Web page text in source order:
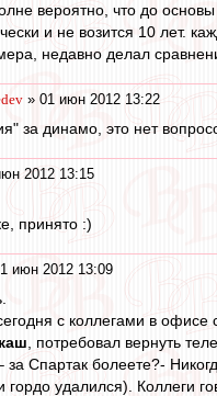
вероятно, что до
и не возится 10 лет.
недавно делал
» 01 июн 2012 13:22
за динамо, это нет
2012 13:15
принято :)
июн 2012 13:09
с коллегами в
, потребовал вернуть
Спартак болеете?-
гордо удалился). Коллеги